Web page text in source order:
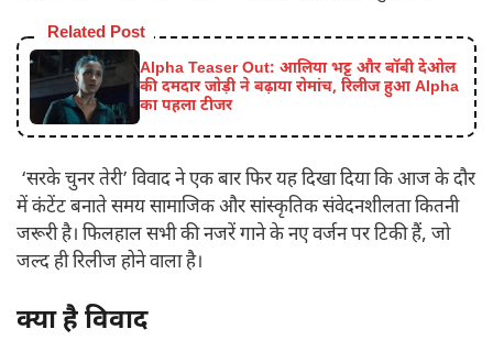
Related Post
Alpha Teaser Out: आलिया भट्ट और बॉबी देओल
की दमदार जोड़ी ने बढ़ाया रोमांच, रिलीज हुआ Alpha
का पहला टीजर
‘सरके चुनर तेरी’ विवाद ने एक बार फिर यह दिखा दिया कि आज के दौर
में कंटेंट बनाते समय सामाजिक और सांस्कृतिक संवेदनशीलता कितनी
जरूरी है। फिलहाल सभी की नजरें गाने के नए वर्जन पर टिकी हैं, जो
जल्द ही रिलीज होने वाला है।
क्या है विवाद